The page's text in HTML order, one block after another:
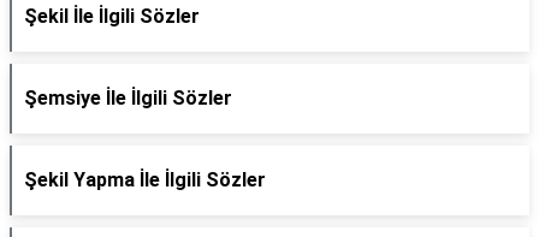
Şekil İle İlgili Sözler
Şemsiye İle İlgili Sözler
Şekil Yapma İle İlgili Sözler